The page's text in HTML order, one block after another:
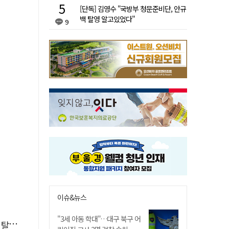
9
[단독] 김영수 "국방부 청문준비단, 안규
백 탈영 알고있었다"
이슈&뉴스
"3세 아동 학대"…대구 북구 어